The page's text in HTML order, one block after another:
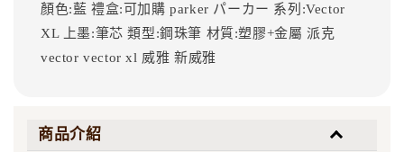
顏色:藍 禮盒:可加購parker パーカー 系列:Vector
XL
上墨:筆芯類型:鋼珠筆 材質:塑膠+金屬 派克
vectorvector xl 威雅新威雅
商品介紹